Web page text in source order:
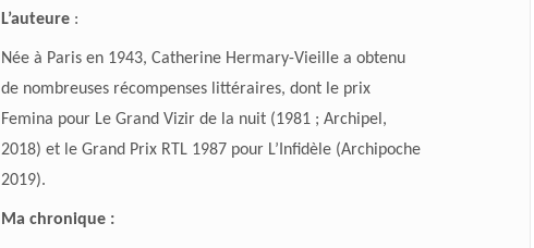
L’auteure:
Née à Paris en 1943, Catherine Hermary-Vieille a obtenu
de nombreuses récompenses littéraires, dont le prix
Femina pour Le Grand Vizir de la nuit (1981 ; Archipel,
2018) et le Grand Prix RTL 1987 pour L’Infidèle (Archipoche
2019).
Ma chronique :